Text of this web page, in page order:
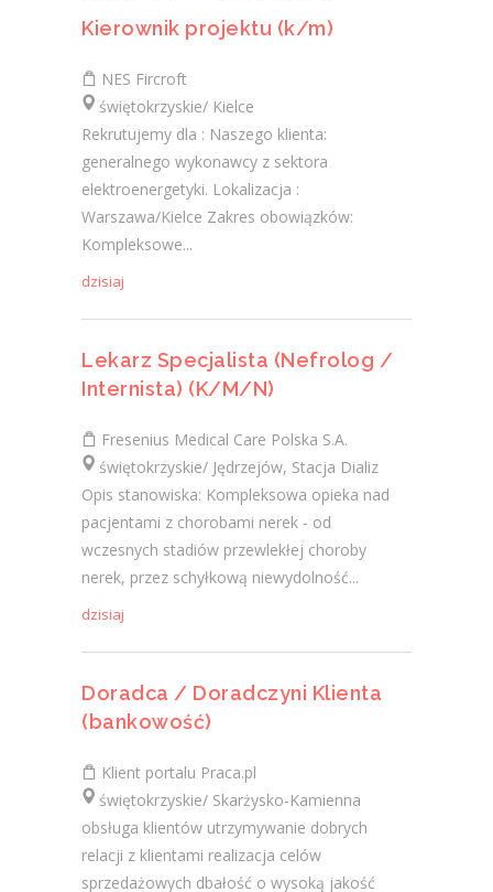
Kierownik projektu (k/m)
NES Fircroft
świętokrzyskie/ Kielce
Rekrutujemy dla : Naszego klienta:
generalnego wykonawcy z sektora
elektroenergetyki. Lokalizacja :
Warszawa/Kielce Zakres obowiązków:
Kompleksowe...
dzisiaj
Lekarz Specjalista (Nefrolog /
Internista) (K/M/N)
Fresenius Medical Care Polska S.A.
świętokrzyskie/ Jędrzejów, Stacja Dializ
Opis stanowiska: Kompleksowa opieka nad
pacjentami z chorobami nerek - od
wczesnych stadiów przewlekłej choroby
nerek, przez schyłkową niewydolność...
dzisiaj
Doradca / Doradczyni Klienta
(bankowość)
Klient portalu Praca.pl
świętokrzyskie/ Skarżysko-Kamienna
obsługa klientów utrzymywanie dobrych
relacji z klientami realizacja celów
sprzedażowych dbałość o wysoką jakość